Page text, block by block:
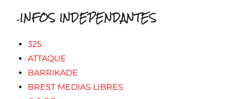
.INFOS INDEPENDANTES
325
ATTAQUE
BARRIKADE
BREST MEDIAS LIBRES